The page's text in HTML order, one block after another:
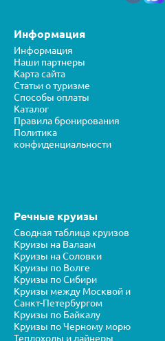
Информация
Информация
Наши партнеры
Карта сайта
Статьи о туризме
Способы оплаты
Каталог
Правила бронирования
Политика
конфиденциальности
Речные круизы
Сводная таблица круизов
Круизы на Валаам
Круизы на Соловки
Круизы по Волге
Круизы по Сибири
Круизы между Москвой и
Санкт-Петербургом
Круизы по Байкалу
Круизы по Черному морю
Теплоходы и лайнеры